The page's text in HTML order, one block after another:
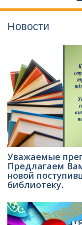
Новости
Уважаемые
Предлагаем
новой
библиотеку.